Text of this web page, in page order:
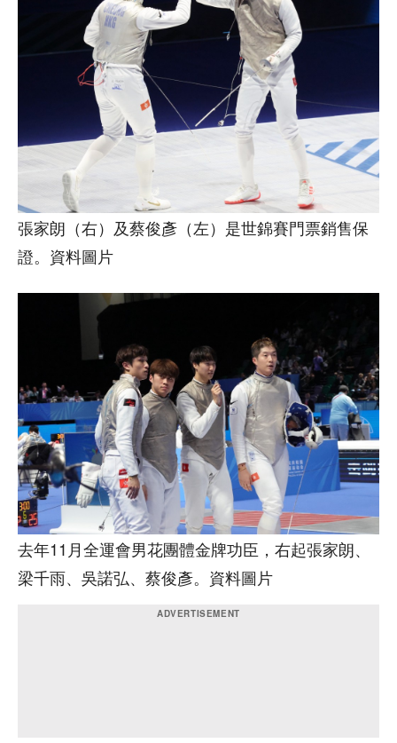
張家朗（右）及蔡俊彥（左）是世錦賽門票銷售保
證。資料圖片
去年11月全運會男花團體金牌功臣，右起張家朗、
梁千雨、吳諾弘、蔡俊彥。資料圖片